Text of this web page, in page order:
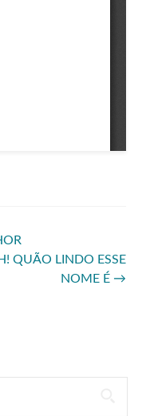
QUÃO LINDO ESSE
NOME É →